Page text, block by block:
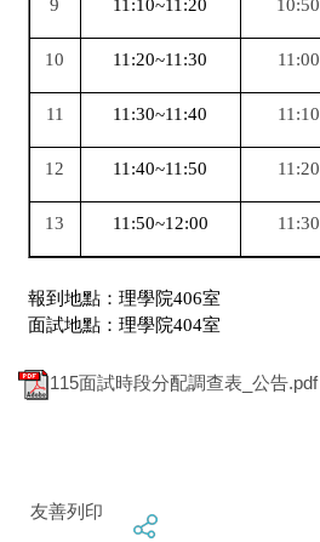
9 11:10~11:20 10:50
10 11:20~11:30 11:00
11 11:30~11:40 11:10
12 11:40~11:50 11:20
13 11:50~12:00 11:30
報到地點：理學院406室
面試地點：理學院404室
115面試時段分配調查表_公告.pdf
友善列印